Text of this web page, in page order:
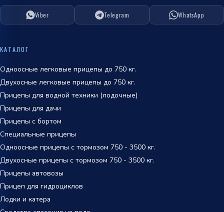
ОТПРАВИТЬ
Viber Telegram WhatsApp
КАТАЛОГ
Одноосные легковые прицепы до 750 кг.
Двухосные легковые прицепы до 750 кг.
Прицепы для водной техники (лодочные)
Прицепы для дачи
Прицепы с бортом
Специальные прицепы
Одноосные прицепы с тормозом 750 - 3500 кг.
Двухосные прицепы с тормозом 750 - 3500 кг.
Прицепы автовозы
Прицеп для гидроциклов
Лодки и катера